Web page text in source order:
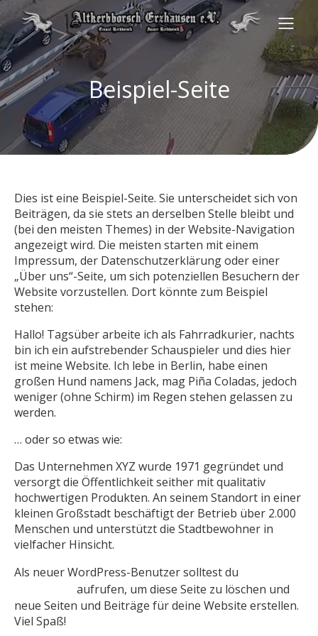
Beispiel-Seite
Dies ist eine Beispiel-Seite. Sie unterscheidet sich von
Beiträgen, da sie stets an derselben Stelle bleibt und
(bei den meisten Themes) in der Website-Navigation
angezeigt wird. Die meisten starten mit einem
Impressum, der Datenschutzerklärung oder einer
„Über uns“-Seite, um sich potenziellen Besuchern der
Website vorzustellen. Dort könnte zum Beispiel
stehen:
Hallo! Tagsüber arbeite ich als Fahrradkurier, nachts
bin ich ein aufstrebender Schauspieler und dies hier
ist meine Website. Ich lebe in Berlin, habe einen
großen Hund namens Jack, mag Piña Coladas, jedoch
weniger (ohne Schirm) im Regen stehen gelassen zu
werden.
… oder so etwas wie:
Das Unternehmen XYZ wurde 1971 gegründet und
versorgt die Öffentlichkeit seither mit qualitativ
hochwertigen Produkten. An seinem Standort in einer
kleinen Großstadt beschäftigt der Betrieb über 2.000
Menschen und unterstützt die Stadtbewohner in
vielfacher Hinsicht.
Als neuer WordPress-Benutzer solltest du
aufrufen, um diese Seite zu löschen und
neue Seiten und Beiträge für deine Website erstellen.
Viel Spaß!